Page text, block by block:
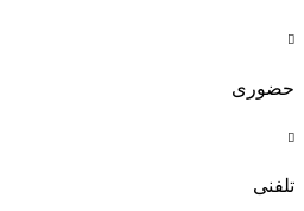

حضوری

تلفنی